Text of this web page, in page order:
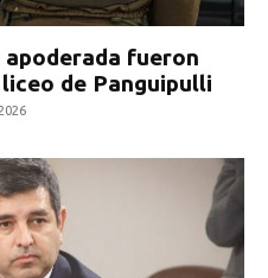
apoderada fueron
de Panguipulli